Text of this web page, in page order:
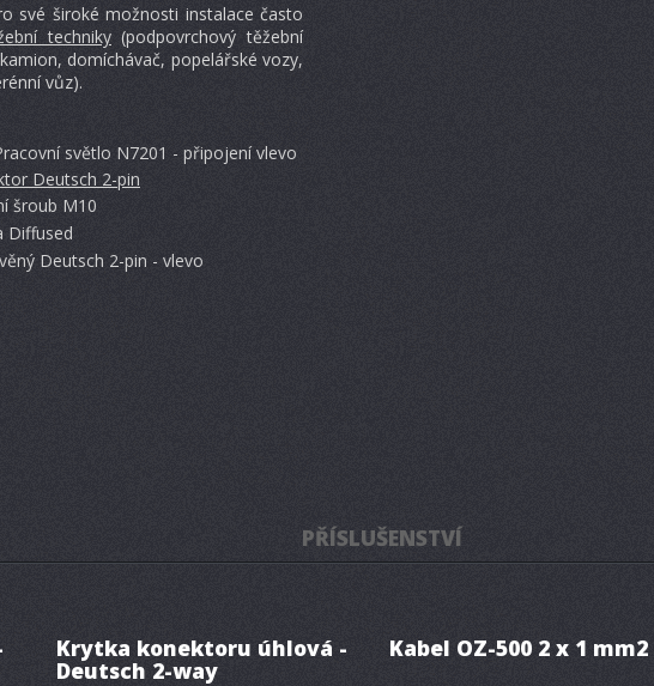
své široké možnosti instalace často
techniky(podpovrchový těžební
domíchávač, popelářské vozy,
vůz).
světlo N7201 - připojení vlevo
Deutsch 2-pin
šroub M10
Diffused
Deutsch 2-pin - vlevo
PŘÍSLUŠENSTVÍ
Krytka konektoru úhlová -
Deutsch 2-way
Kabel OZ-500 2 x 1